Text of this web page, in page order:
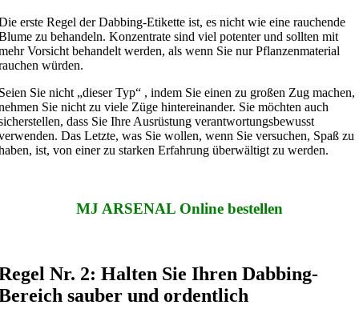
erste Regel der Dabbing-Etikette ist, es nicht wie eine rauchende
zu behandeln. Konzentrate sind viel potenter und sollten mit
Vorsicht behandelt werden, als wenn Sie nur Pflanzenmaterial
würden.
Sie nicht „dieser Typ“ , indem Sie einen zu großen Zug machen,
Sie nicht zu viele Züge hintereinander. Sie möchten auch
dass Sie Ihre Ausrüstung verantwortungsbewusst
Das Letzte, was Sie wollen, wenn Sie versuchen, Spaß zu
ist, von einer zu starken Erfahrung überwältigt zu werden.
MJ ARSENAL Online bestellen
Nr. 2: Halten Sie Ihren Dabbing-
sauber und ordentlich